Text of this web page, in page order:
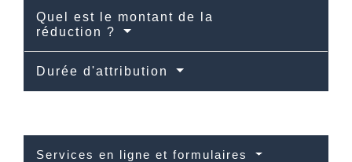
Quel est le montant de la
réduction ?
Durée d'attribution
Services en ligne et formulaires